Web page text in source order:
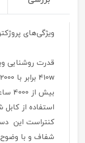
ویژگی‌های
استفاده از
شفاف و با